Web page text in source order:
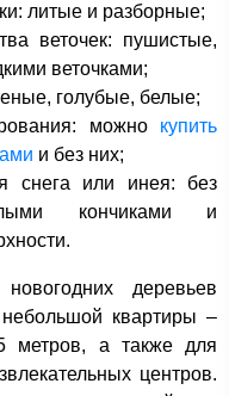
литые и разборные;
веточек: пушистые,
веточками;
голубые, белые;
можно купить
и без них;
снега или инея: без
кончиками и
деревьев
квартиры –
метров, а также для
центров.